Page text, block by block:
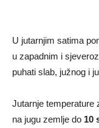
U jutarnjim satima
u zapadnim i
puhati slab, južnog i
Jutarnje temperature
na jugu zemlje do 10